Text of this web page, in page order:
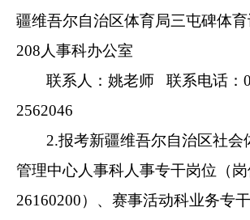
疆维吾尔自治区体育局三屯碑体
208人事科办公室
联系人：姚老师 联系电话：
2562046
2.报考新疆维吾尔自治区社会
管理中心人事科人事专干岗位（
26160200）、赛事活动科业务专